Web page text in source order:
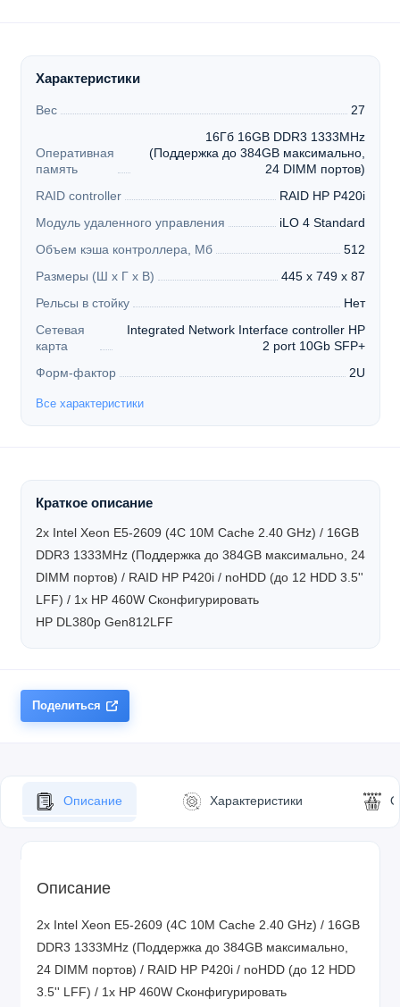
Характеристики
Вес 27
Оперативная
память
16Гб 16GB DDR3 1333MHz
(Поддержка до 384GB максимально,
24 DIMM портов)
RAID controller
RAID HP P420i
Модуль удаленного управления
iLO 4 Standard
Объем кэша контроллера, Мб
512
Размеры (Ш х Г х В)
445 x 749 x 87
Рельсы в стойку
Нет
Сетевая
карта
Integrated Network Interface controller HP
2 port 10Gb SFP+
Форм-фактор
2U
Все характеристики
Краткое описание
2x Intel Xeon E5-2609 (4C 10M Cache 2.40 GHz) / 16GB
DDR3 1333MHz (Поддержка до 384GB максимально, 24
DIMM портов) / RAID HP P420i / noHDD (до 12 HDD 3.5''
LFF) / 1x HP 460W Сконфигурировать
HP DL380p Gen812LFF
Поделиться
Описание Характеристики
Описание
2x Intel Xeon E5-2609 (4C 10M Cache 2.40 GHz) / 16GB
DDR3 1333MHz (Поддержка до 384GB максимально,
24 DIMM портов) / RAID HP P420i / noHDD (до 12 HDD
3.5'' LFF) / 1x HP 460W Сконфигурировать